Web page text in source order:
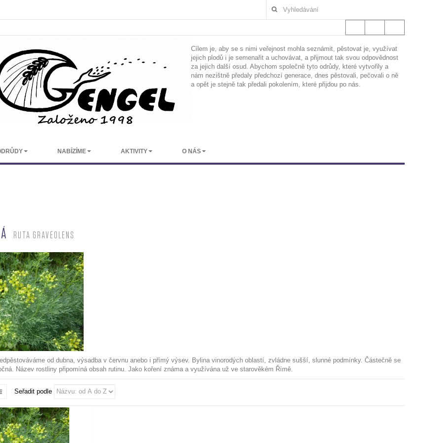
Cílem je, aby se s nimi veřejnost mohla seznámit, pěstovat je, využívat
jejich plodů i je semenařit a uchovávat, a přijmout tak svou odpovědnost
za jejich další osud. Abychom společně tyto odrůdy, které vytvořily a
nám nezištně předaly předchozí generace, dnes pěstovali, pečovali o ně
a opět je stejně tak předali pokolením, které přijdou po nás.
NABÍZÍME AKTIVITY O NÁS
RUTA GRAVEOLENS
od dubna, výsadba v červnu anebo i přímý výsev. Bylina vinorodých oblastí, zvládne sušší, slunné podmínky. Částečně se
Název rostliny připomíná obsah rutinu. Jako koření známa a využívána už ve starověkém Římě.
Seřadit podle